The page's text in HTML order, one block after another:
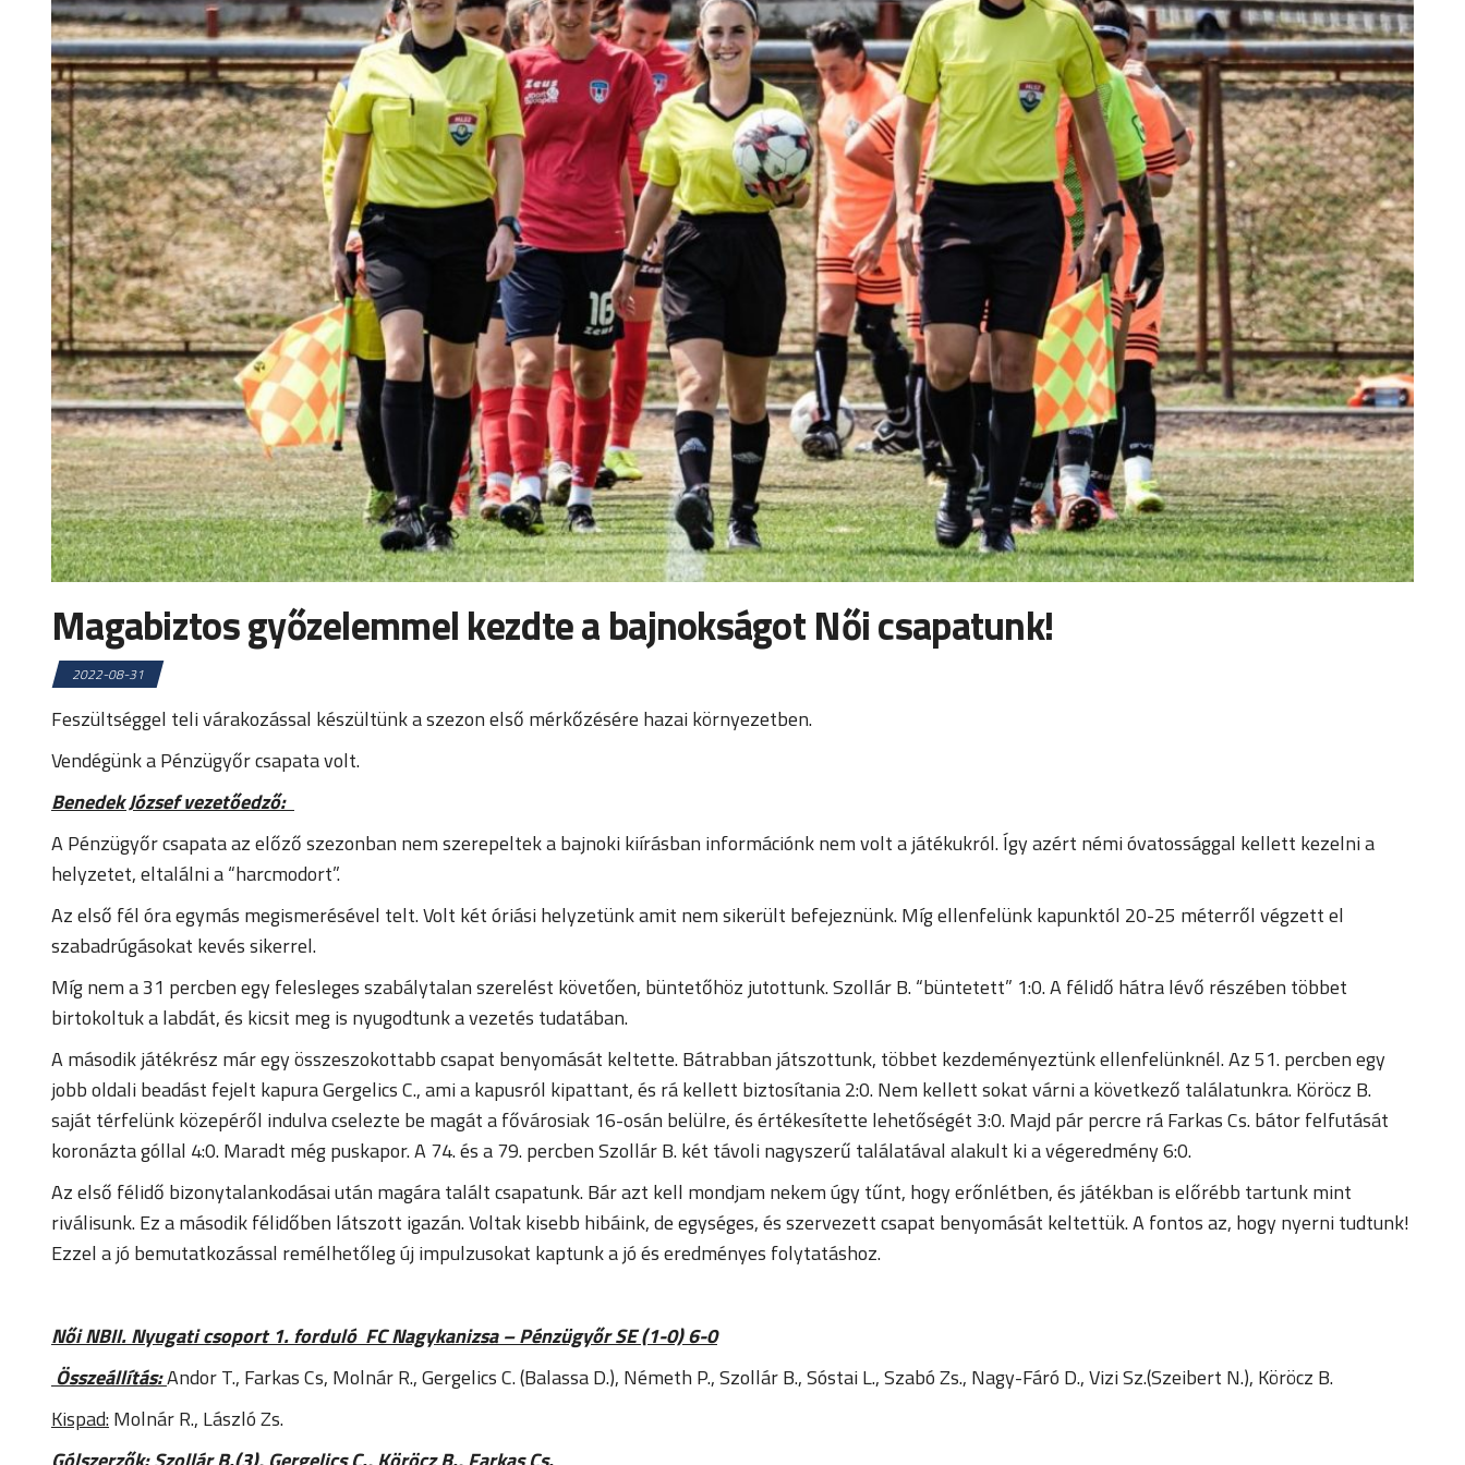
Magabiztos győzelemmel kezdte a bajnokságot Női csapatunk!
2022-08-31
Feszültséggel teli várakozással készültünk a szezon első mérkőzésére hazai környezetben.
Vendégünk a Pénzügyőr csapata volt.
Benedek József vezetőedző:
A Pénzügyőr csapata az előző szezonban nem szerepeltek a bajnoki kiírásban információnk nem volt a játékukról. Így azért némi óvatossággal kellett kezelni a
helyzetet, eltalálni a “harcmodort”.
Az első fél óra egymás megismerésével telt. Volt két óriási helyzetünk amit nem sikerült befejeznünk. Míg ellenfelünk kapunktól 20-25 méterről végzett el
szabadrúgásokat kevés sikerrel.
Míg nem a 31 percben egy felesleges szabálytalan szerelést követően, büntetőhöz jutottunk. Szollár B. “büntetett” 1:0. A félidő hátra lévő részében többet
birtokoltuk a labdát, és kicsit meg is nyugodtunk a vezetés tudatában.
A második játékrész már egy összeszokottabb csapat benyomását keltette. Bátrabban játszottunk, többet kezdeményeztünk ellenfelünknél. Az 51. percben egy
jobb oldali beadást fejelt kapura Gergelics C., ami a kapusról kipattant, és rá kellett biztosítania 2:0. Nem kellett sokat várni a következő találatunkra. Köröcz B.
saját térfelünk közepéről indulva cselezte be magát a fővárosiak 16-osán belülre, és értékesítette lehetőségét 3:0. Majd pár percre rá Farkas Cs. bátor felfutását
koronázta góllal 4:0. Maradt még puskapor. A 74. és a 79. percben Szollár B. két távoli nagyszerű találatával alakult ki a végeredmény 6:0.
Az első félidő bizonytalankodásai után magára talált csapatunk. Bár azt kell mondjam nekem úgy tűnt, hogy erőnlétben, és játékban is előrébb tartunk mint
riválisunk. Ez a második félidőben látszott igazán. Voltak kisebb hibáink, de egységes, és szervezett csapat benyomását keltettük. A fontos az, hogy nyerni tudtunk!
Ezzel a jó bemutatkozással remélhetőleg új impulzusokat kaptunk a jó és eredményes folytatáshoz.
Női NBII. Nyugati csoport 1. forduló FC Nagykanizsa – Pénzügyőr SE (1-0) 6-0
Összeállítás:Andor T., Farkas Cs, Molnár R., Gergelics C. (Balassa D.), Németh P., Szollár B., Sóstai L., Szabó Zs., Nagy-Fáró D., Vizi Sz.(Szeibert N.), Köröcz B.
Kispad:Molnár R., László Zs.